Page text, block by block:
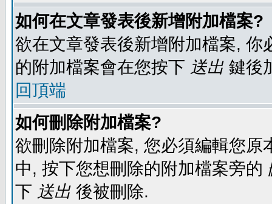
如何在文章發表後新增附加檔案?
欲在文章發表後新增附加檔案,
的附加檔案會在您按下 送出 鍵後
回頂端
如何刪除附加檔案?
欲刪除附加檔案, 您必須編輯您
中, 按下您想刪除的附加檔案旁的
下 送出 後被刪除.